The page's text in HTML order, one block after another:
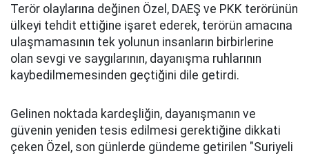
Terör olaylarına değinen Özel, DAEŞ ve PKK terörünün
ülkeyi tehdit ettiğine işaret ederek, terörün amacına
ulaşmamasının tek yolunun insanların birbirlerine
olan sevgi ve saygılarının, dayanışma ruhlarının
kaybedilmemesinden geçtiğini dile getirdi.
Gelinen noktada kardeşliğin, dayanışmanın ve
güvenin yeniden tesis edilmesi gerektiğine dikkati
çeken Özel, son günlerde gündeme getirilen "Suriyeli